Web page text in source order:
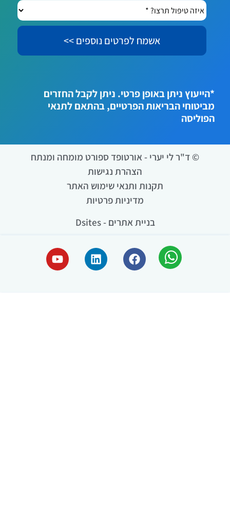
איזה
טיפול
תרצו?
*הייעוץ ניתן באופן פרטי. ניתן לקבל החזרים
מביטוחי הבריאות הפרטיים, בהתאם לתנאי
הפוליסה
© ד"ר לי יערי - אורטופד ספורט מומחה ומנתח
הצהרת נגישות
תקנות ותנאי שימוש האתר
מדיניות פרטיות
בניית אתרים - Dsites